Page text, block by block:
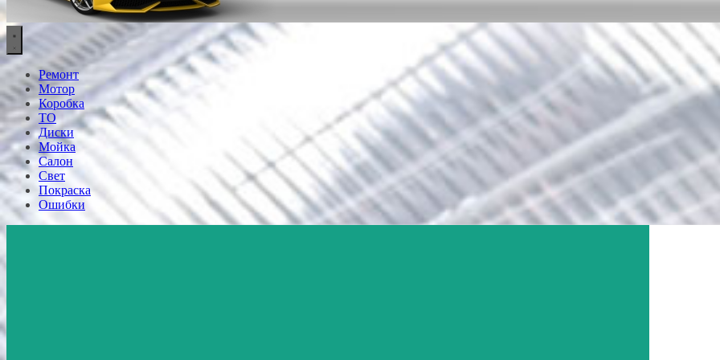
Ремонт
Мотор
Коробка
ТО
Диски
Мойка
Салон
Свет
Покраска
Ошибки